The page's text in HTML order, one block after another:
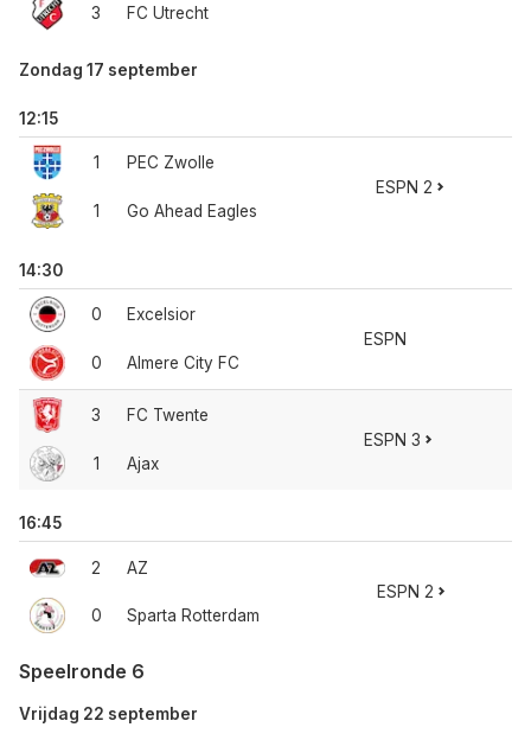
3 FC Utrecht
Zondag 17 september
12:15
1
1
PEC Zwolle
Go Ahead Eagles
ESPN 2
14:30
0
0
Excelsior
Almere City FC
ESPN
3
1
FC Twente
Ajax
ESPN 3
16:45
2
0
AZ
Sparta Rotterdam
ESPN 2
Speelronde 6
Vrijdag 22 september